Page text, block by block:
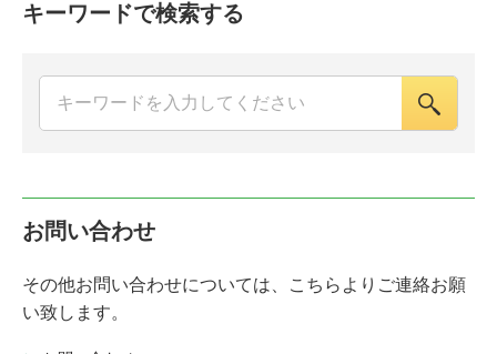
キーワードで検索する
お問い合わせ
その他お問い合わせについては、こちらよりご連絡お願
い致します。